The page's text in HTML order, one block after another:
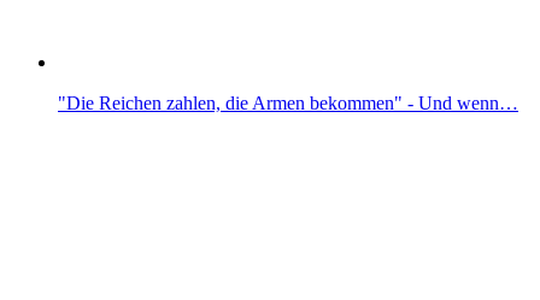
"Die Reichen zahlen, die Armen bekommen" - Und wenn…